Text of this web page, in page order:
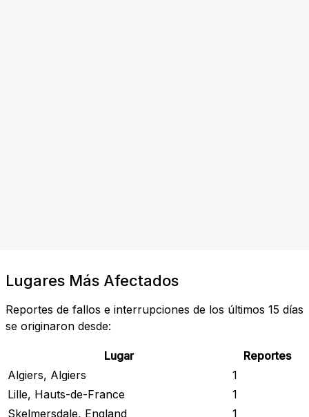
Lugares Más Afectados
Reportes de fallos e interrupciones de los últimos 15 días
se originaron desde:
Lugar
Reportes
Algiers, Algiers
1
Lille, Hauts-de-France
1
Skelmersdale, England
1